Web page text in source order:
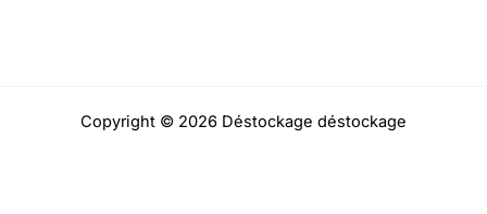
Copyright © 2026 Déstockage déstockage